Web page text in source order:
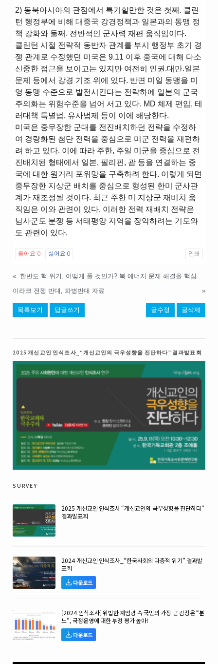
2) 동북아시아의 관점에서 특기할만한 것은 첫째. 클린
턴 행정부에 비해 대중국 강경정책과 일본과의 동맹 정
책 강화와 둘째. 전반적인 군사력 재편 움직임이다.
클린턴 시절 전략적 동반자 관계를 부시 행정부 초기 경
쟁 관계로 수정했던 미국은 9.11 이후 중국에 대해 다소
신중한 접근을 보이고는 있지만 여전히 인권.대만.일본
문제 등에서 강경 기조 위에 있다. 반면 미일 동맹을 미
영 동맹 수준으로 발전시킨다는 전략하에 일본의 군국
주의화는 위험수준을 넘어 서고 있다. MD 체제 편입, 테
러대책 특별법, 유사법제 등이 이에 해당한다.
미국은 중무장한 군대를 전진배치하던 전략을 수정하
여 경량화된 첨단 전력을 중심으로 미군 전력을 재편하
려 하고 있다. 이에 따라 주한, 주일 미군을 중심으로 전
진배치된 형태에서 일본, 필리핀, 괌 등을 연결하는 중
국에 대한 원거리 포위망을 구축하려 한다. 이렇게 되면
중무장한 지상군 배치를 중심으로 형성된 한미 군사관
계가 재조정될 것이다. 최근 주한 미 지상군 재비치 움
직임은 이와 관련이 있다. 이러한 전력 재배치 전략은
남사군도 분쟁 등 서태평양 지역을 장악하려는 기도와
도 관련이 있다.
좋아요 0 싫어요 0 인쇄
«
이라크 전쟁 반대, 파병반대 자료
»
목록보기 답글쓰기 글수정 글삭제
2025 개신교인 인식조사_“개신교인의 극우성향을 진단하다” 결과발표회
survey
2025 개신교인 인식조사 “개신교인의 극우성향을 진단하다”
결과발표회
2024 개신교인 인식조사_“한국사회의 다층적 위기” 결과발
표회
다운로드
[2024 인식조사] 위법한 계엄령 속 국민의 가장 큰 감정은 “분
노”, 국정운영에 대한 부정 평가 높아!
다운로드